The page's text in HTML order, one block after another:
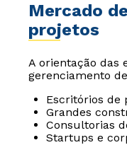
Mercado
projetos
A orientação das
gerenciamento
Escritórios de
Grandes
Consultorias
Startups e